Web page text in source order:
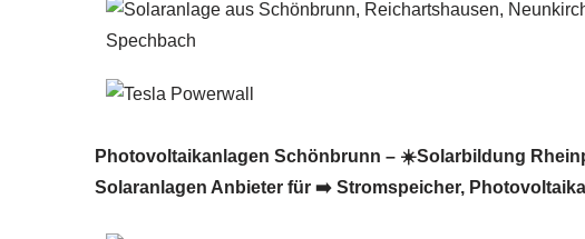
Photovoltaikanlagen Schönbrunn – ☀️Solarbildung
Solaranlagen Anbieter für ➡️ Stromspeicher,